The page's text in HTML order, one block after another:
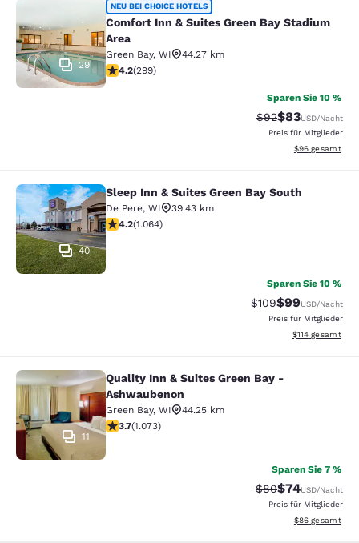
Comfort Inn & Suites Green Bay
29
NEU BEI CHOICE HOTELS
Comfort Inn & Suites Green Bay Stadium
Area
Green Bay, WI
44.27 km
4.19-Sterne-Bewertung. Sehr gut. 299 Bewertungen
4.2(299)
Sparen Sie 10 %
$92Vergünstigter
$83USD/Nacht
Preis für Mitglieder
Geschätzte
$96 gesamt
Sleep Inn & Suites Green Bay South
40
Sleep Inn & Suites Green Bay South
De Pere, WI
39.43 km
4.2-Sterne-Bewertung. Hervorragend. 1064
4.2(1.064)
Sparen Sie 10 %
Durchgestrichener
$109Vergünstigter
$99USD/Nacht
Preis für Mitglieder
Geschätzte
$114 gesamt
Quality Inn & Suites Green Bay -
11
Quality Inn & Suites Green Bay -
Ashwaubenon
Green Bay, WI
44.25 km
3.66-Sterne-Bewertung. Gut. 1073 Bewertungen
3.7(1.073)
Sparen Sie 7 %
$80Vergünstigter
$74USD/Nacht
Preis für Mitglieder
Geschätzte
$86 gesamt